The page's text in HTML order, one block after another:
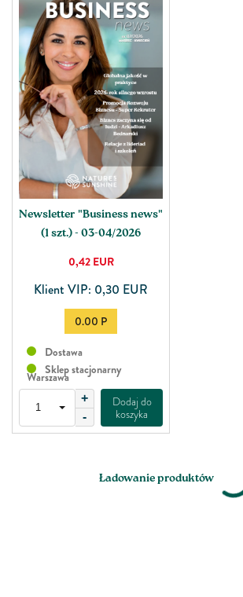
Newsletter "Business news"
(1 szt.) - 03-04/2026
0,42 EUR
Klient VIP: 0,30 EUR
0.00 P
Dostawa
Sklep stacjonarny
Warszawa
+
-
Dodaj do
koszyka
Ładowanie produktów